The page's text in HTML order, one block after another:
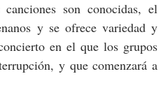
son conocidas, el
y se ofrece variedad y
en el que los grupos
y que comenzará a